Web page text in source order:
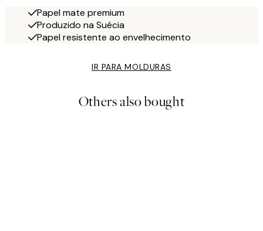
Papel mate premium
Produzido na Suécia
Papel resistente ao envelhecimento
IR PARA MOLDURAS
Others also bought